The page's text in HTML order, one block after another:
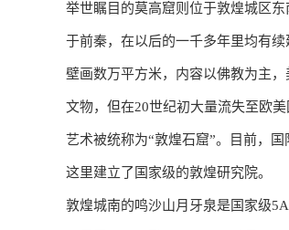
举世瞩目的莫高窟则位于敦煌城区
于前秦，在以后的一千多年里均有
壁画数万平方米，内容以佛教为主
文物，但在20世纪初大量流失至欧
艺术被统称为“敦煌石窟”。目前，
这里建立了国家级的敦煌研究院。
敦煌城南的鸣沙山月牙泉是国家级